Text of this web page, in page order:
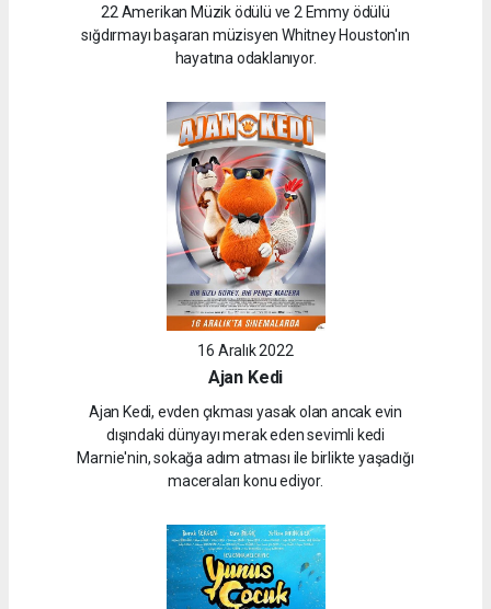
22 Amerikan Müzik ödülü ve 2 Emmy ödülü
sığdırmayı başaran müzisyen Whitney Houston'ın
hayatına odaklanıyor.
16 Aralık 2022
Ajan Kedi
Ajan Kedi, evden çıkması yasak olan ancak evin
dışındaki dünyayı merak eden sevimli kedi
Marnie'nin, sokağa adım atması ile birlikte yaşadığı
maceraları konu ediyor.